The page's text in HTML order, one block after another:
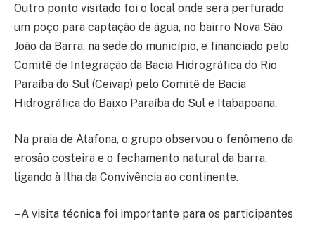
Outro ponto visitado foi o local onde será perfurado
um poço para captação de água, no bairro Nova São
João da Barra, na sede do município, e financiado pelo
Comitê de Integração da Bacia Hidrográfica do Rio
Paraíba do Sul (Ceivap) pelo Comitê de Bacia
Hidrográfica do Baixo Paraíba do Sul e Itabapoana.
Na praia de Atafona, o grupo observou o fenômeno da
erosão costeira e o fechamento natural da barra,
ligando à Ilha da Convivência ao continente.
– A visita técnica foi importante para os participantes